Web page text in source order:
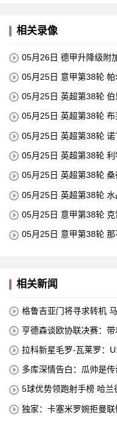
相关录像
05月26日 德甲升降级附
05月25日 意甲第38轮
05月25日 英超第38轮
05月25日 英超第38轮
05月25日 英超第38轮
05月25日 英超第38轮
05月25日 英超第38轮
05月25日 英超第38轮
05月25日 意甲第38轮
05月25日 意甲第38轮
相关新闻
格鲁吉亚门将寻求转机
亨德森谈欧协联决赛：带
拉科新星毛罗-瓦莱罗：
多库深情告白：瓜帅是
5球优势领跑射手榜 哈
独家：卡塞米罗婉拒曼